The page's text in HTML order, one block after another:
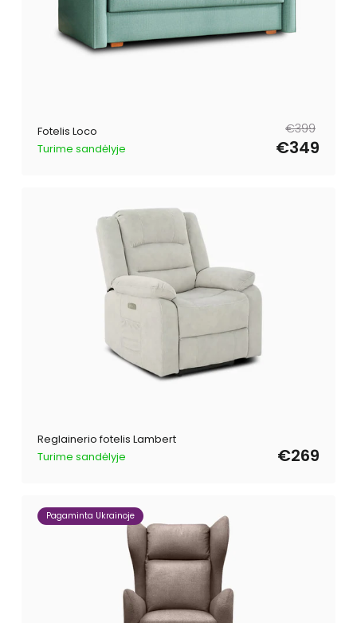
Fotelis Loco
Turime sandėlyje
Reguliari
kaina
€399
Išpardavimo
kaina€349
Reglainerio fotelis Lambert
Turime sandėlyje
€269
Pagaminta Ukrainoje